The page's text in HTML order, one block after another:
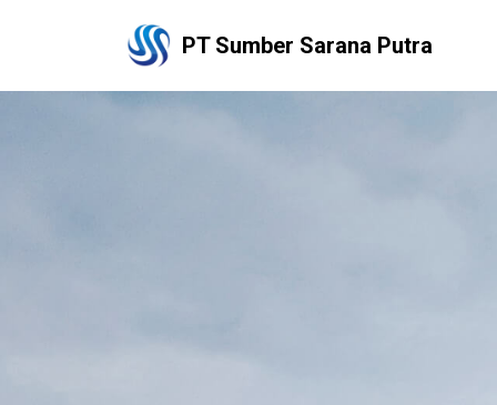
PT Sumber Sarana Putra